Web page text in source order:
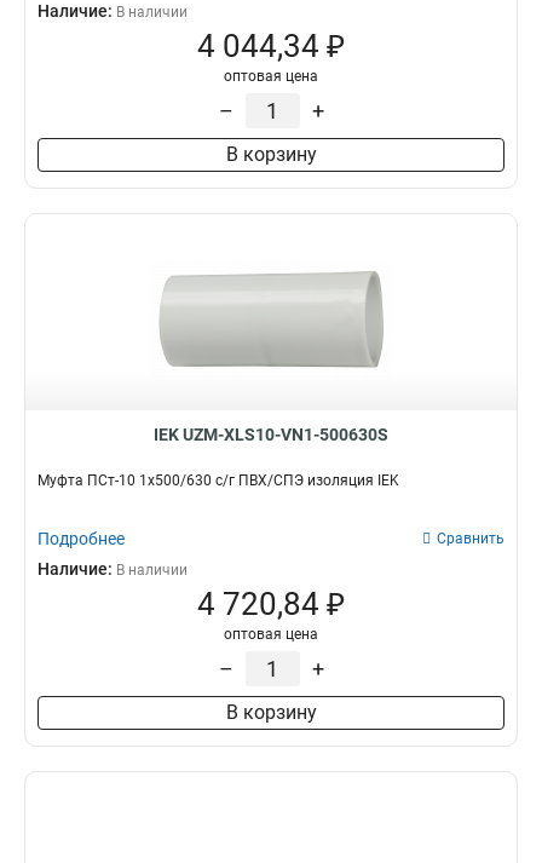
Наличие: В наличии
4 044,34 ₽
оптовая цена
– +
В корзину
IEK UZM-XLS10-VN1-500630S
Муфта ПСт-10 1х500/630 с/г ПВХ/СПЭ изоляция IEK
Подробнее Сравнить
Наличие: В наличии
4 720,84 ₽
оптовая цена
– +
В корзину